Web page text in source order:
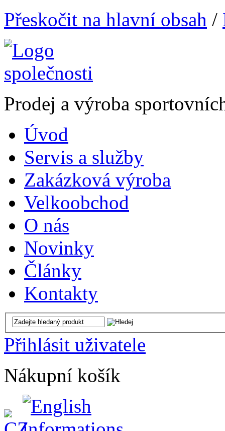
Přeskočit na hlavní obsah /
Prodej a výroba
Úvod
Servis a služby
Zakázková výroba
Velkoobchod
O nás
Novinky
Články
Kontakty
Přihlásit uživatele
Nákupní košík